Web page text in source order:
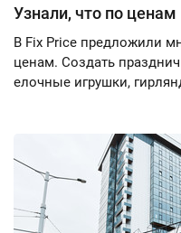
Узнали, что по ценам
В Fix Price предложили
ценам. Создать
елочные игрушки,